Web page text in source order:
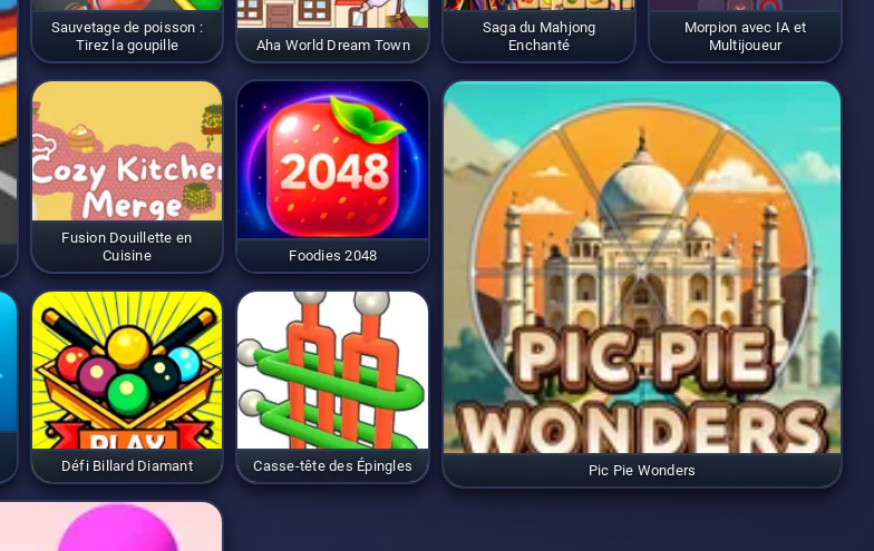
Sauvetage de poisson :
Tirez la goupille
Aha World Dream Town
Saga du Mahjong
Enchanté
Morpion avec IA et
Multijoueur
Fusion Douillette en
Cuisine
Foodies 2048
Pic Pie Wonders
Défi Billard Diamant Casse-tête des Épingles